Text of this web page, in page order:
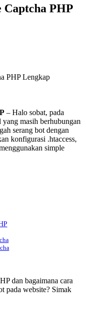
PHP
– Halo sobat, pada
masih berhubungan
serang bot dengan
konfigurasi .htaccess,
simple
dan bagaimana cara
pada website? Simak